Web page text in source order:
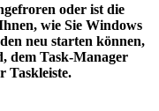
oder ist die
wie Sie Windows
neu starten können,
dem Task-Manager
Taskleiste.